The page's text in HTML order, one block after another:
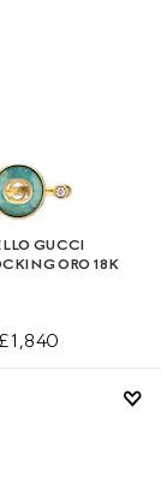
GUCCI
ORO 18K
£ 1,840